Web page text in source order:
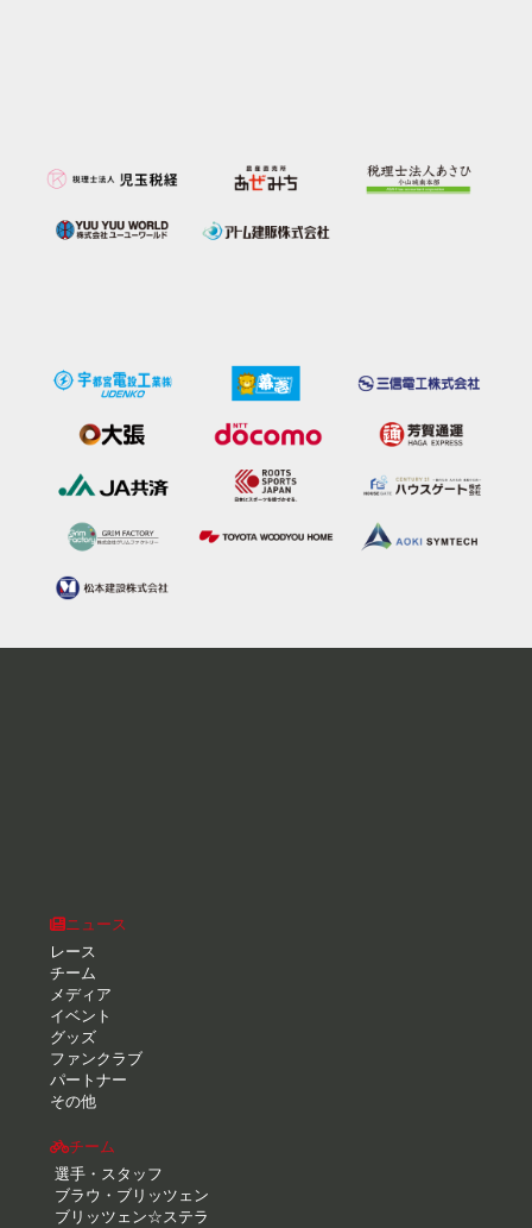
ニュース
レース
チーム
メディア
イベント
グッズ
ファンクラブ
パートナー
その他
チーム
選手・スタッフ
ブラウ・ブリッツェン
ブリッツェン☆ステラ